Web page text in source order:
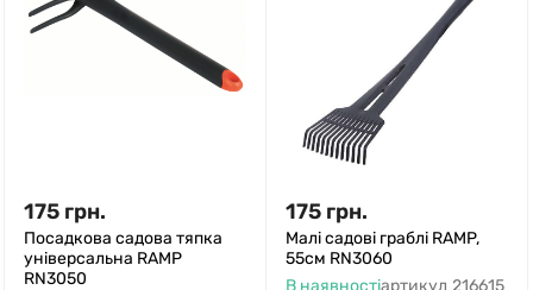
175 грн.
Посадкова садова тяпка
універсальна RAMP
RN3050
175 грн.
Малі садові граблі RAMP,
55см RN3060
В наявностіартикул 216615